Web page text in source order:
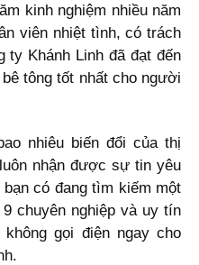
kinh nghiệm nhiều năm
viên nhiệt tình, có trách
ty Khánh Linh đã đạt đến
tông tốt nhất cho người
nhiêu biến đổi của thị
nhận được sự tin yêu
có đang tìm kiếm một
chuyên nghiệp và uy tín
gọi điện ngay cho